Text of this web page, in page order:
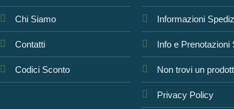
Chi Siamo
Contatti
Codici Sconto
Informazioni
Info e Prenotazioni
Non trovi un
Privacy Policy